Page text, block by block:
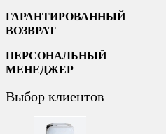
ГАРАНТИРОВАННЫЙ
ВОЗВРАТ
ПЕРСОНАЛЬНЫЙ
МЕНЕДЖЕР
Выбор клиентов